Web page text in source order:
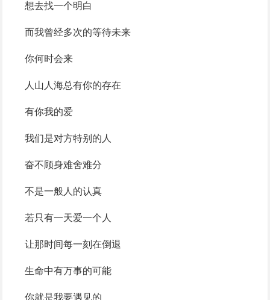
想去找一个明白
而我曾经多次的等待未来
你何时会来
人山人海总有你的存在
有你我的爱
我们是对方特别的人
奋不顾身难舍难分
不是一般人的认真
若只有一天爱一个人
让那时间每一刻在倒退
生命中有万事的可能
你就是我要遇见的